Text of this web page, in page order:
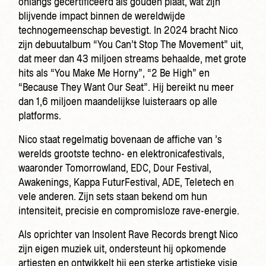
blijvende impact binnen de wereldwijde
technogemeenschap bevestigt. In 2024 bracht Nico
zijn debuutalbum “You Can’t Stop The Movement” uit,
dat meer dan 43 miljoen streams behaalde, met grote
hits als “You Make Me Horny”, “2 Be High” en
“Because They Want Our Seat”. Hij bereikt nu meer
dan 1,6 miljoen maandelijkse luisteraars op alle
platforms.
Nico staat regelmatig bovenaan de affiche van ’s
werelds grootste techno- en elektronicafestivals,
waaronder Tomorrowland, EDC, Dour Festival,
Awakenings, Kappa FuturFestival, ADE, Teletech en
vele anderen. Zijn sets staan bekend om hun
intensiteit, precisie en compromisloze rave-energie.
Als oprichter van Insolent Rave Records brengt Nico
zijn eigen muziek uit, ondersteunt hij opkomende
artiesten en ontwikkelt hij een sterke artistieke visie